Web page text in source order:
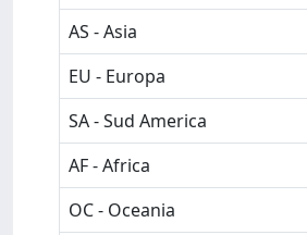
AS - Asia
EU - Europa
SA - Sud America
AF - Africa
OC - Oceania